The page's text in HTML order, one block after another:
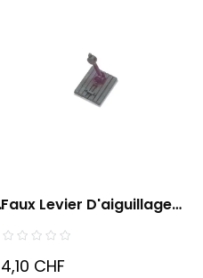
Faux Levier D'aiguillage
X2
4,10 CHF